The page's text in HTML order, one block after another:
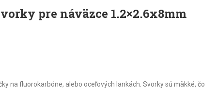
pre náväzce 1.2×2.6x8mm
na fluorokarbóne, alebo oceľových lankách. Svorky sú mäkké, čo